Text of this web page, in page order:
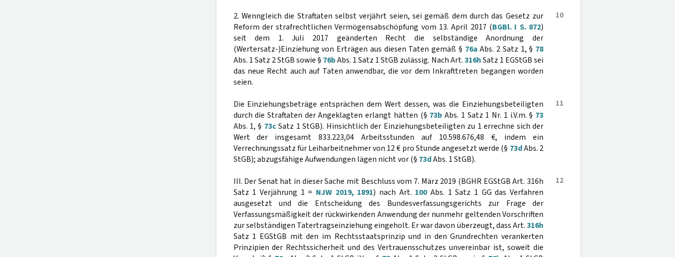
10
2. Wenngleich die Straftaten selbst verjährt seien, sei gemäß dem durch das Gesetz zur
Reform der strafrechtlichen Vermögensabschöpfung vom 13. April 2017 (BGBl. I S. 872)
seit dem 1. Juli 2017 geänderten Recht die selbständige Anordnung der
(Wertersatz-)Einziehung von Erträgen aus diesen Taten gemäß § 76a Abs. 2 Satz 1, § 78
Abs. 1 Satz 2 StGB sowie § 76bAbs. 1 Satz 1 StGB zulässig. Nach Art.316hSatz 1 EGStGB sei
das neue Recht auch auf Taten anwendbar, die vor dem Inkrafttreten begangen worden
seien.
11
Die Einziehungsbeträge entsprächen dem Wert dessen, was die Einziehungsbeteiligten
durch die Straftaten der Angeklagten erlangt hätten (§ 73b Abs. 1 Satz 1 Nr. 1 i.V.m. § 73
Abs. 1, § 73cSatz 1 StGB). Hinsichtlich der Einziehungsbeteiligten zu 1 errechne sich der
Wert der insgesamt 833.223,04 Arbeitsstunden auf 10.598.676,48 €, indem ein
Verrechnungssatz für Leiharbeitnehmer von 12 € pro Stunde angesetzt werde (§ 73dAbs. 2
StGB); abzugsfähige Aufwendungen lägen nicht vor (§ 73dAbs. 1 StGB).
12
III. Der Senat hat in dieser Sache mit Beschluss vom 7. März 2019 (BGHR EGStGB Art. 316h
Satz 1 Verjährung 1 = NJW 2019, 1891) nach Art. 100Abs. 1 Satz 1 GG das Verfahren
ausgesetzt und die Entscheidung des Bundesverfassungsgerichts zur Frage der
Verfassungsmäßigkeit der rückwirkenden Anwendung der nunmehr geltenden Vorschriften
zur selbständigen Tatertragseinziehung eingeholt. Er war davon überzeugt, dass Art.316h
Satz 1 EGStGB mit den im Rechtsstaatsprinzip und in den Grundrechten verankerten
Prinzipien der Rechtssicherheit und des Vertrauensschutzes unvereinbar ist, soweit die